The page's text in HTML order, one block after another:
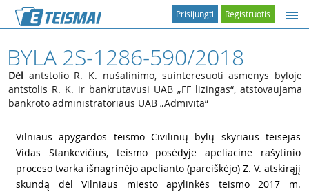
Registruotis
Prisijungti
BYLA 2S-1286-590/2018
Dėl antstolio R. K. nušalinimo, suinteresuoti asmenys byloje
antstolis R. K. ir bankrutavusi UAB „FF lizingas“, atstovaujama
bankroto administratoriaus UAB „Admivita“
Vilniaus apygardos teismo Civilinių bylų skyriaus teisėjas
Vidas Stankevičius, teismo posėdyje apeliacine rašytinio
proceso tvarka išnagrinėjo apelianto (pareiškėjo) Z. V. atskirąjį
skundą dėl Vilniaus miesto apylinkės teismo 2017 m.